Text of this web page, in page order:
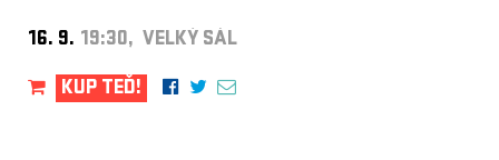
16. 9. 19:30, VELKÝ SÁL
KUP TEĎ!